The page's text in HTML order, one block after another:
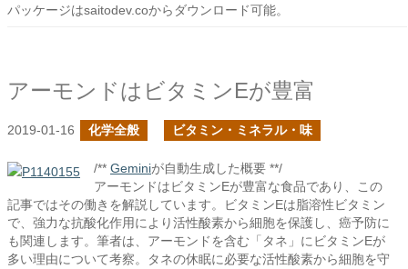
パッケージはsaitodev.coからダウンロード可能。
アーモンドはビタミンEが豊富
2019-01-16 化学全般 ビタミン・ミネラル・味
/** Geminiが自動生成した概要 **/
アーモンドはビタミンEが豊富な食品であり、この
記事ではその働きを解説しています。ビタミンEは脂溶性ビタミン
で、強力な抗酸化作用により活性酸素から細胞を保護し、癌予防に
も関連します。筆者は、アーモンドを含む「タネ」にビタミンEが
多い理由について考察。タネの休眠に必要な活性酸素から細胞を守